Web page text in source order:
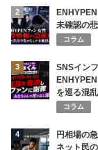
2
未確認の
コラム
3
SNSイン
を巡る混乱
コラム
4
円相場の
ネット民